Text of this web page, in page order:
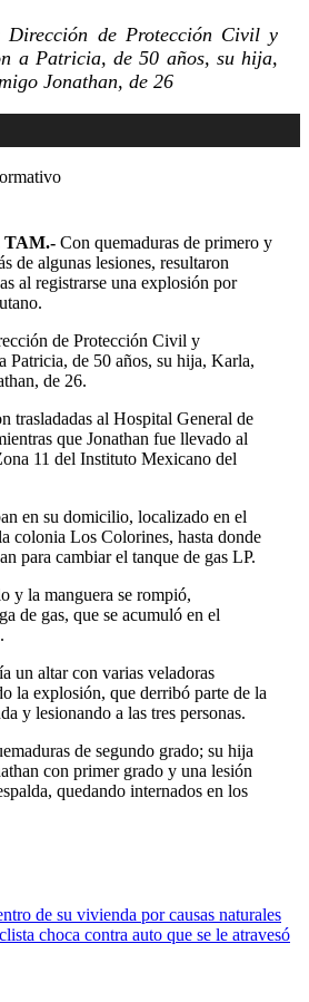
Dirección de Protección Civil y
a Patricia, de 50 años, su hija,
Jonathan, de 26
TAM.- Con quemaduras de primero y
de algunas lesiones, resultaron
al registrarse una explosión por
de Protección Civil y
Patricia, de 50 años, su hija, Karla,
de 26.
trasladadas al Hospital General de
que Jonathan fue llevado al
11 del Instituto Mexicano del
en su domicilio, localizado en el
colonia Los Colorines, hasta donde
para cambiar el tanque de gas LP.
y la manguera se rompió,
de gas, que se acumuló en el
un altar con varias veladoras
la explosión, que derribó parte de la
y lesionando a las tres personas.
de segundo grado; su hija
con primer grado y una lesión
quedando internados en los
de su vivienda por causas naturales
choca contra auto que se le atravesó